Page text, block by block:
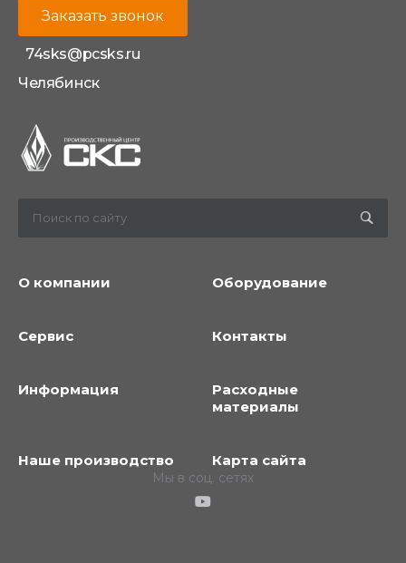
Заказать звонок
74sks@pcsks.ru
Челябинск
О компании Оборудование
Сервис Контакты
Информация
Расходные
материалы
Наше производство Карта сайта
Мы в соц. сетях